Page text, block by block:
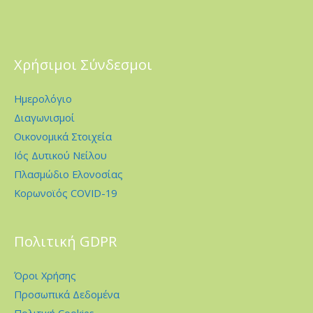
Χρήσιμοι Σύνδεσμοι
Ημερολόγιο
Διαγωνισμοί
Οικονομικά Στοιχεία
Ιός Δυτικού Νείλου
Πλασμώδιο Ελονοσίας
Κορωνοϊός COVID-19
Πολιτική GDPR
Όροι Χρήσης
Προσωπικά Δεδομένα